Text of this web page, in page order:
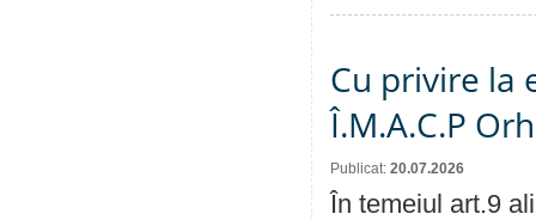
Cu privire la
Î.M.A.C.P
Publicat: 20.07.2026
În temeiul art.9